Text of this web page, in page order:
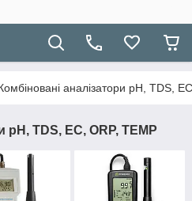
аналізатори pH, TDS,
pH, TDS, EC, ORP, TEMP